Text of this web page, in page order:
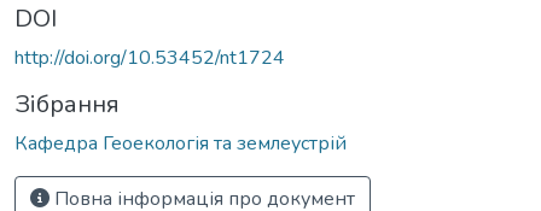
DOI
http://doi.org/10.53452/nt1724
Зібрання
Кафедра Геоекологія та землеустрій
Повна інформація про документ